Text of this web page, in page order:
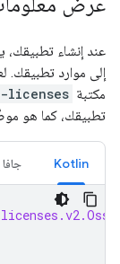
إلى موارد
مكتبة licenses
تطبيقك، كما هو
Kotlin جافا